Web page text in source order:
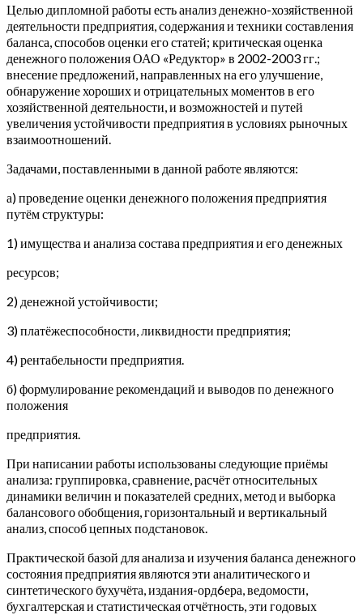
Целью дипломной работы есть анализ денежно-хозяйственной
деятельности предприятия, содержания и техники составления
баланса, способов оценки его статей; критическая оценка
денежного положения ОАО «Редуктор» в 2002-2003 гг.;
внесение предложений, направленных на его улучшение,
обнаружение хороших и отрицательных моментов в его
хозяйственной деятельности, и возможностей и путей
увеличения устойчивости предприятия в условиях рыночных
взаимоотношений.
Задачами, поставленными в данной работе являются:
а) проведение оценки денежного положения предприятия
путём структуры:
1) имущества и анализа состава предприятия и его денежных
ресурсов;
2) денежной устойчивости;
3) платёжеспособности, ликвидности предприятия;
4) рентабельности предприятия.
б) формулирование рекомендаций и выводов по денежного
положения
предприятия.
При написании работы использованы следующие приёмы
анализа: группировка, сравнение, расчёт относительных
динамики величин и показателей средних, метод и выборка
балансового обобщения, горизонтальный и вертикальный
анализ, способ цепных подстановок.
Практической базой для анализа и изучения баланса денежного
состояния предприятия являются эти аналитического и
синтетического бухучёта, издания-орд6ера, ведомости,
бухгалтерская и статистическая отчётность, эти годовых